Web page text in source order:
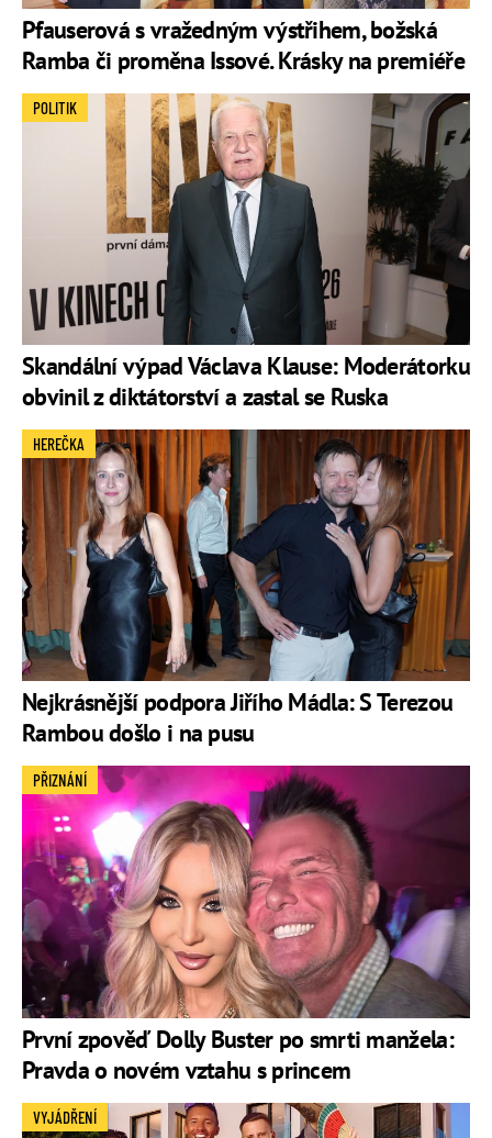
Pfauserová s vražedným výstřihem, božská
Ramba či proměna Issové. Krásky na premiéře
Skandální výpad Václava Klause: Moderátorku
obvinil z diktátorství a zastal se Ruska
POLITIK
Nejkrásnější podpora Jiřího Mádla: S Terezou
Rambou došlo i na pusu
HEREČKA
První zpověď Dolly Buster po smrti manžela:
Pravda o novém vztahu s princem
PŘIZNÁNÍ
VYJÁDŘENÍ